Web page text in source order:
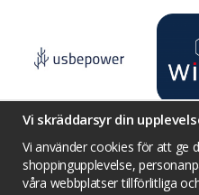
Vi skräddarsyr din
Vi använder cookies för att ge
shoppingupplevelse,
våra webbplatser tillförlitliga